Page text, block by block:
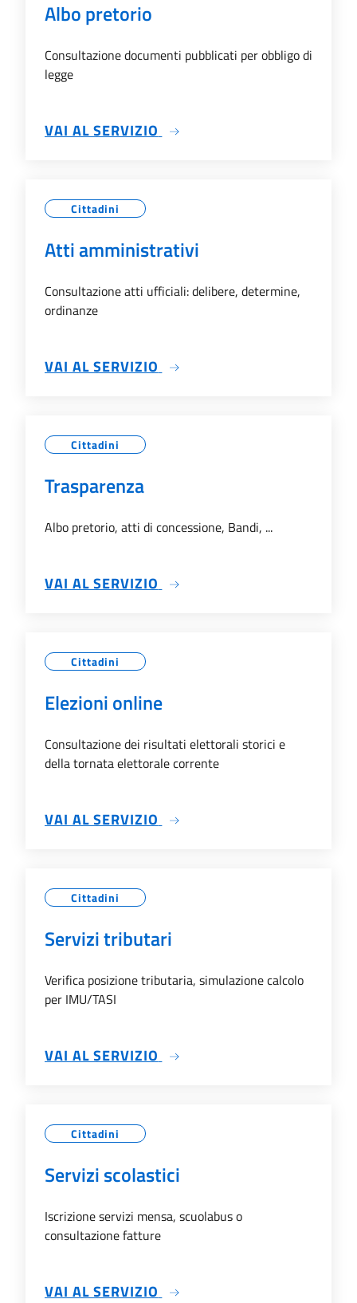
Albo pretorio
Consultazione documenti pubblicati per obbligo di
legge
VAI AL SERVIZIO SU ALBO PRETORIO
Cittadini
Atti amministrativi
Consultazione atti ufficiali: delibere, determine,
ordinanze
VAI AL SERVIZIO SU ATTI AMMINISTRATIVI
Cittadini
Trasparenza
Albo pretorio, atti di concessione, Bandi, ...
VAI AL SERVIZIO SU TRASPARENZA
Cittadini
Elezioni online
Consultazione dei risultati elettorali storici e
della tornata elettorale corrente
VAI AL SERVIZIO SU ELEZIONI ONLINE
Cittadini
Servizi tributari
Verifica posizione tributaria, simulazione calcolo
per IMU/TASI
VAI AL SERVIZIO SU SERVIZI TRIBUTARI
Cittadini
Servizi scolastici
Iscrizione servizi mensa, scuolabus o
consultazione fatture
VAI AL SERVIZIO SU SERVIZI SCOLASTICI